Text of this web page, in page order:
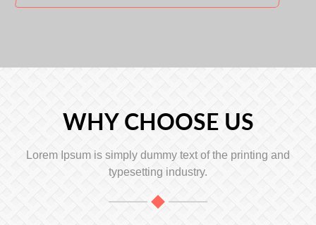
WHY CHOOSE US
Lorem Ipsum is simply dummy text of the printing and
typesetting industry.